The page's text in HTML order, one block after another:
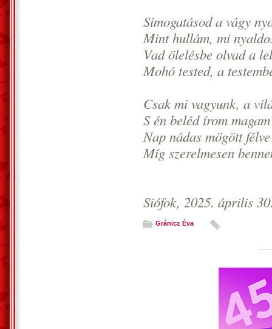
Simogatásod a vágy
Mint hullám, mi
Vad ölelésbe olvad a
Mohó tested, a
Csak mi vagyunk, a
S én beléd írom
Nap nádas mögött
Míg szerelmesen
Siófok, 2025. április
Gránicz Éva